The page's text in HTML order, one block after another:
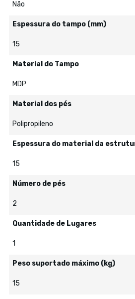
Não
Espessura do tampo (mm)
15
Material do Tampo
MDP
Material dos pés
Polipropileno
Espessura do material da
15
Número de pés
2
Quantidade de Lugares
1
Peso suportado máximo (kg)
15